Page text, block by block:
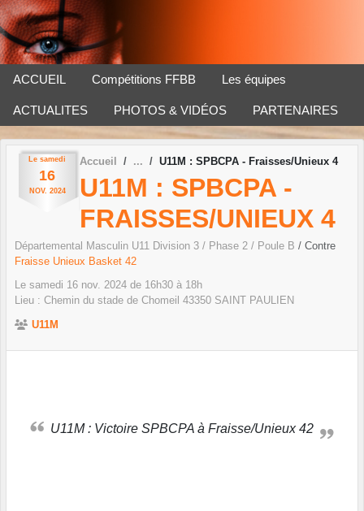
ACCUEIL Compétitions FFBB Les équipes
ACTUALITES PHOTOS & VIDÉOS PARTENAIRES
Le samedi
16
NOV. 2024
Accueil U11M : SPBCPA - Fraisses/Unieux 4
U11M : SPBCPA -
FRAISSES/UNIEUX 4
Départemental Masculin U11 Division 3 / Phase 2 / Poule B / Contre
Fraisse Unieux Basket 42
Le samedi 16 nov. 2024 de 16h30 à 18h
Lieu : Chemin du stade de Chomeil 43350 SAINT PAULIEN
U11M
U11M : Victoire SPBCPA à Fraisse/Unieux 42
Panneau de gestion des cookies